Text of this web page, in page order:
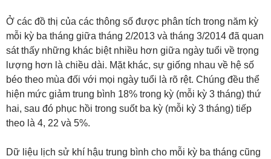
Ở các đồ thị của các thông số được phân tích trong năm kỳ
mỗi kỳ ba tháng giữa tháng 2/2013 và tháng 3/2014 đã quan
sát thấy những khác biệt nhiều hơn giữa ngày tuổi về trọng
lượng hơn là chiều dài. Mặt khác, sự giống nhau về hệ số
béo theo mùa đối với mọi ngày tuổi là rõ rệt. Chúng đều thể
hiện mức giảm trung bình 18% trong kỳ (mỗi kỳ 3 tháng) thứ
hai, sau đó phục hồi trong suốt ba kỳ (mỗi kỳ 3 tháng) tiếp
theo là 4, 22 và 5%.
Dữ liệu lịch sử khí hậu trung bình cho mỗi kỳ ba tháng cũng